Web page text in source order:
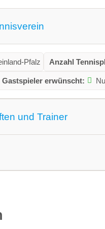
Pfalz Anzahl
Gastspieler erwünscht:
und Trainer